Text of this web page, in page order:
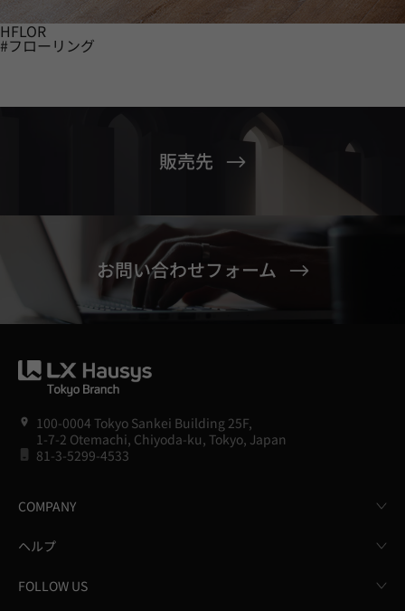
HFLOR
#フローリング
販売先
お問い合わせフォーム
100-0004 Tokyo Sankei Building 25F,
1-7-2 Otemachi, Chiyoda-ku, Tokyo, Japan
81-3-5299-4533
COMPANY
ヘルプ
FOLLOW US